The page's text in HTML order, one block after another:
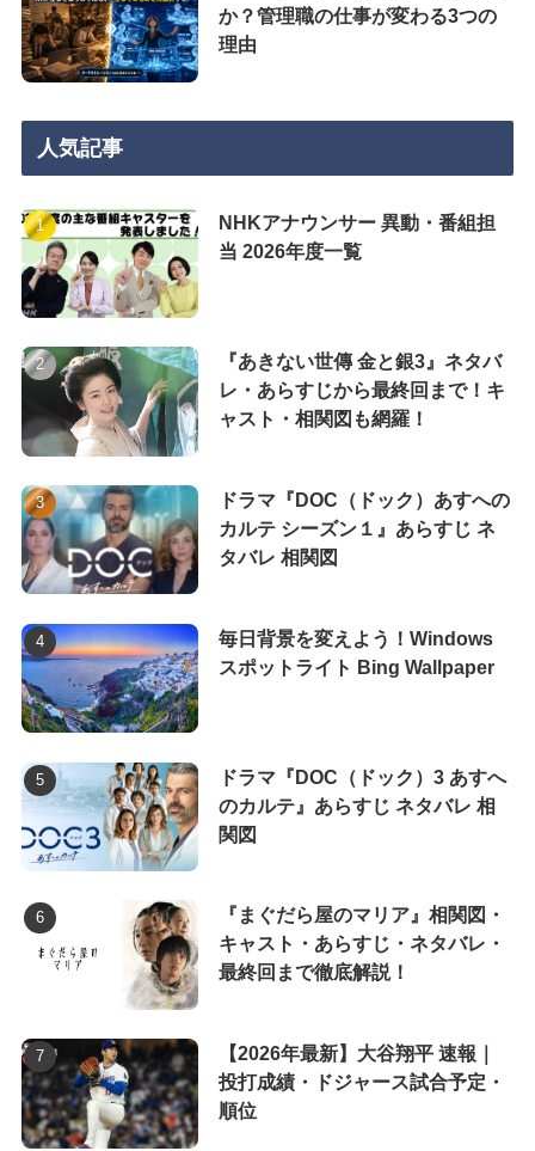
か？管理職の仕事が変わる3つの
理由
人気記事
NHKアナウンサー 異動・番組担
当 2026年度一覧
『あきない世傳 金と銀3』ネタバ
レ・あらすじから最終回まで！キ
ャスト・相関図も網羅！
ドラマ『DOC（ドック）あすへの
カルテ シーズン１』あらすじ ネ
タバレ 相関図
毎日背景を変えよう！Windows
スポットライト Bing Wallpaper
ドラマ『DOC（ドック）3 あすへ
のカルテ』あらすじ ネタバレ 相
関図
『まぐだら屋のマリア』相関図・
キャスト・あらすじ・ネタバレ・
最終回まで徹底解説！
【2026年最新】大谷翔平 速報｜
投打成績・ドジャース試合予定・
順位